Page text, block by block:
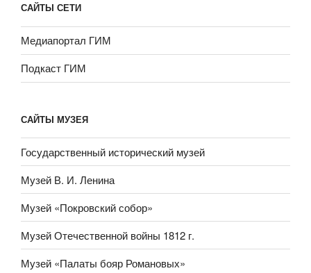
САЙТЫ СЕТИ
Медиапортал ГИМ
Подкаст ГИМ
САЙТЫ МУЗЕЯ
Государственный исторический музей
Музей В. И. Ленина
Музей «Покровский собор»
Музей Отечественной войны 1812 г.
Музей «Палаты бояр Романовых»